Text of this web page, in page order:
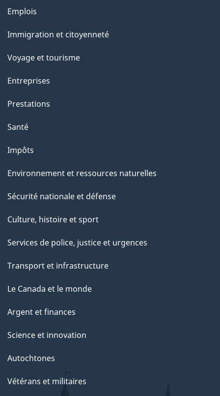
l
a
a
g
"
Thèmes
sujets
Emplois
Immigration et citoyenneté
Voyage et tourisme
Entreprises
Prestations
Santé
Impôts
Environnement et ressources naturelles
Sécurité nationale et défense
Culture, histoire et sport
Services de police, justice et urgences
Transport et infrastructure
Le Canada et le monde
Argent et finances
Science et innovation
Autochtones
Vétérans et militaires